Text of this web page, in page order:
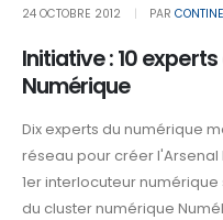
24 OCTOBRE 2012 PAR
Initiative : 10
Numérique
Dix experts du numérique
réseau pour créer
1er interlocuteur
du cluster numérique